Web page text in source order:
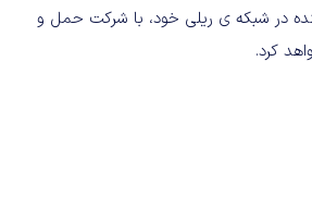
در شبکه ی ریلی خود، با شرکت حمل و
کرد.